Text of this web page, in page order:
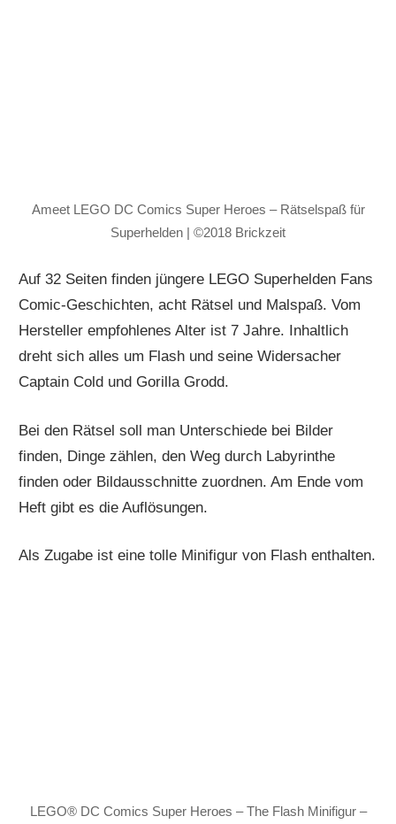
Ameet LEGO DC Comics Super Heroes – Rätselspaß für
Superhelden | ©2018 Brickzeit
Auf 32 Seiten finden jüngere LEGO Superhelden Fans
Comic-Geschichten, acht Rätsel und Malspaß. Vom
Hersteller empfohlenes Alter ist 7 Jahre. Inhaltlich
dreht sich alles um Flash und seine Widersacher
Captain Cold und Gorilla Grodd.
Bei den Rätsel soll man Unterschiede bei Bilder
finden, Dinge zählen, den Weg durch Labyrinthe
finden oder Bildausschnitte zuordnen. Am Ende vom
Heft gibt es die Auflösungen.
Als Zugabe ist eine tolle Minifigur von Flash enthalten.
LEGO® DC Comics Super Heroes – The Flash Minifigur –